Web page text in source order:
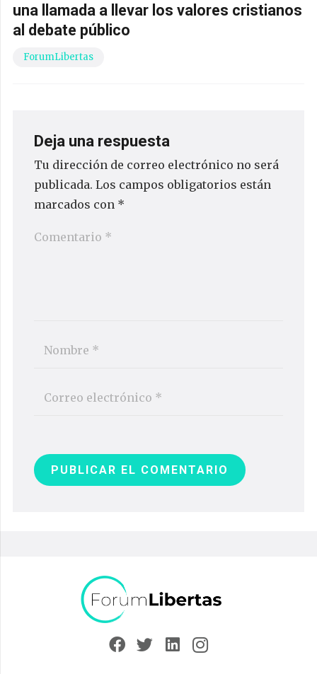
una llamada a llevar los valores cristianos
al debate público
ForumLibertas
Deja una respuesta
Tu dirección de correo electrónico no será
publicada. Los campos obligatorios están
marcados con *
PUBLICAR EL COMENTARIO